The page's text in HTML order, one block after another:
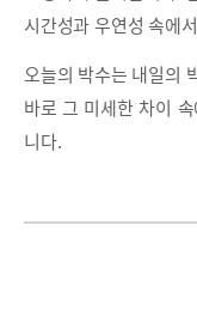
시간성과 우연성 속에
오늘의 박수는 내일의
바로 그 미세한 차이
니다.